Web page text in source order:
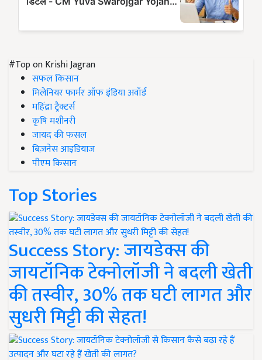
#Top on Krishi Jagran
सफल किसान
मिलेनियर फार्मर ऑफ इंडिया अवॉर्ड
महिंद्रा ट्रैक्टर्स
कृषि मशीनरी
जायद की फसल
बिज़नेस आइडियाज
पीएम किसान
Top Stories
Success Story: जायडेक्स की
जायटॉनिक टेक्नोलॉजी ने बदली खेती
की तस्वीर, 30% तक घटी लागत और
सुधरी मिट्टी की सेहत!